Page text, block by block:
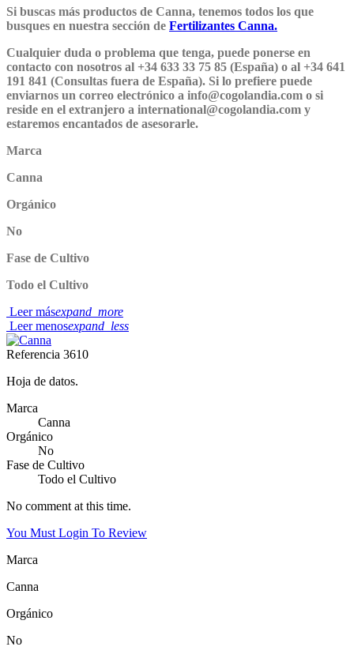
Si buscas más productos de Canna, tenemos todos los que
busques en nuestra sección de Fertilizantes Canna.
Cualquier duda o problema que tenga, puede ponerse en
contacto con nosotros al +34 633 33 75 85 (España) o al +34 641
191 841 (Consultas fuera de España). Si lo prefiere puede
enviarnos un correo electrónico a info@cogolandia.com o si
reside en el extranjero a international@cogolandia.com y
estaremos encantados de asesorarle.
Marca
Canna
Orgánico
No
Fase de Cultivo
Todo el Cultivo
Leer másexpand_more
Leer menosexpand_less
Referencia 3610
Hoja de datos.
Marca
Canna
Orgánico
No
Fase de Cultivo
Todo el Cultivo
No comment at this time.
You Must Login To Review
Marca
Canna
Orgánico
No